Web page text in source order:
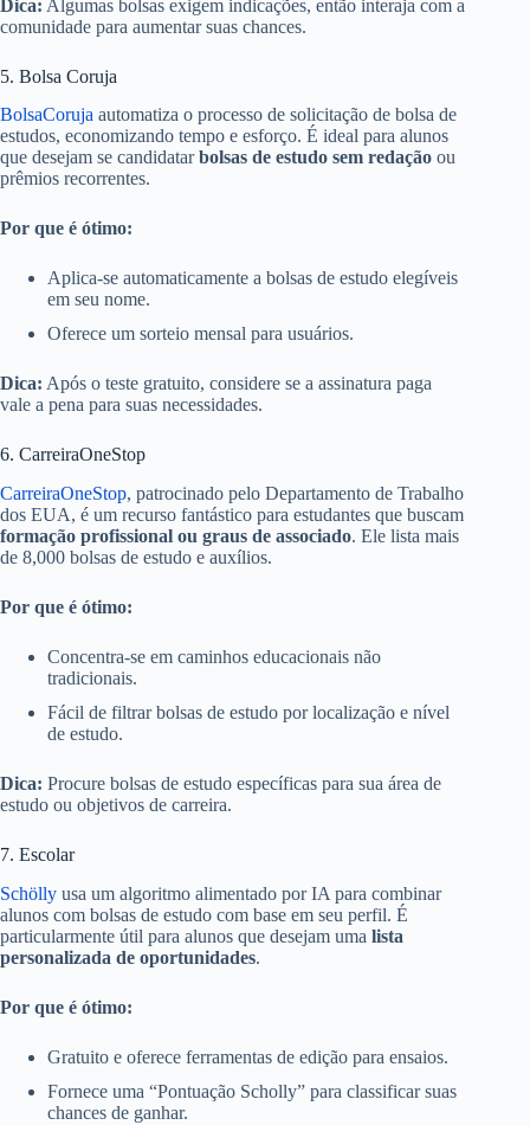
Dica: Algumas bolsas exigem indicações, então interaja com a
comunidade para aumentar suas chances.
5. Bolsa Coruja
BolsaCoruja automatiza o processo de solicitação de bolsa de
estudos, economizando tempo e esforço. É ideal para alunos
que desejam se candidatarbolsas de estudo sem redação ou
prêmios recorrentes.
Por que é ótimo:
Aplica-se automaticamente a bolsas de estudo elegíveis
em seu nome.
Oferece um sorteio mensal para usuários.
Dica: Após o teste gratuito, considere se a assinatura paga
vale a pena para suas necessidades.
6. CarreiraOneStop
CarreiraOneStop, patrocinado pelo Departamento de Trabalho
dos EUA, é um recurso fantástico para estudantes que buscam
formação profissional ou graus de associado. Ele lista mais
de 8,000 bolsas de estudo e auxílios.
Por que é ótimo:
Concentra-se em caminhos educacionais não
tradicionais.
Fácil de filtrar bolsas de estudo por localização e nível
de estudo.
Dica: Procure bolsas de estudo específicas para sua área de
estudo ou objetivos de carreira.
7. Escolar
Schölly usa um algoritmo alimentado por IA para combinar
alunos com bolsas de estudo com base em seu perfil. É
particularmente útil para alunos que desejam uma lista
personalizada de oportunidades.
Por que é ótimo:
Gratuito e oferece ferramentas de edição para ensaios.
Fornece uma “Pontuação Scholly” para classificar suas
chances de ganhar.